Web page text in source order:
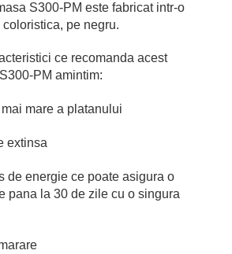
S300-PM este fabricat intr-o
pe negru.
ce recomanda acest
PM amintim:
mare a platanului
extinsa
de energie ce poate asigura o
pana la 30 de zile cu o singura